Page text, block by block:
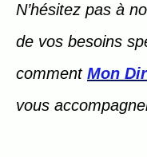
N’hésitez pas à
de vos besoins
comment Mon
vous